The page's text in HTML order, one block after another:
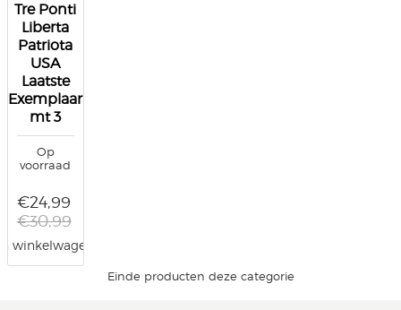
Op
voorraad
Tre Ponti
Liberta
Patriota
USA
Laatste
Exemplaar
mt 3
€24,99
€30,99
winkelwagen
Einde producten deze categorie